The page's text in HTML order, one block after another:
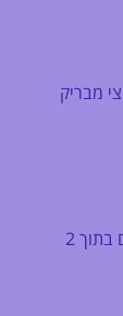
מבריק
מכפלת פלא - "מיכפלא" שיוצרת מכפלת למכנסיים בתוך 2